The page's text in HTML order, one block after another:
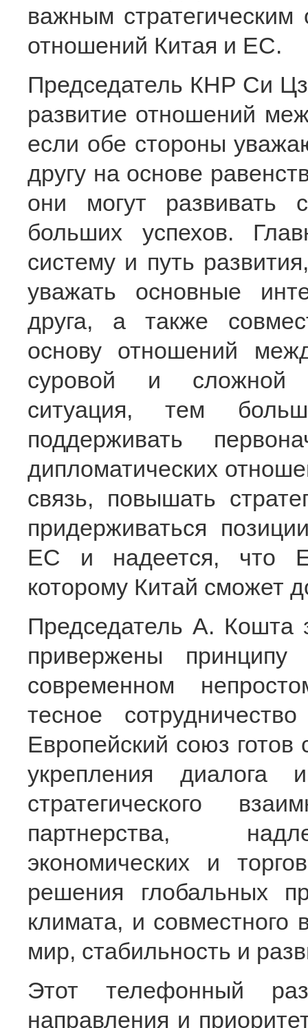
важным
отношений Китая и ЕС.
Председатель КНР Си
развитие отношений
если обе стороны
другу на основе
они могут развивать
больших успехов.
систему и путь
уважать основные
друга, а также
основу отношений
суровой и сложной
ситуация, тем
поддерживать
дипломатических
связь, повышать
придерживаться
ЕС и надеется, что
которому Китай сможет
Председатель А. Кошта
привержены
современном
тесное
Европейский союз готов
укрепления диалога
стратегического
партнерства,
экономических и
решения глобальных
климата, и совместного
мир, стабильность и
Этот телефонный
направления и